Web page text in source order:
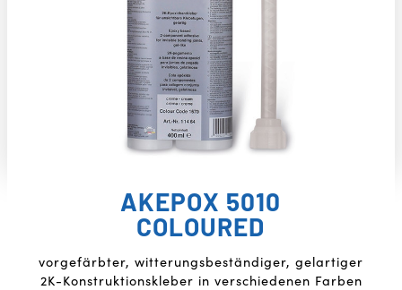
AKEPOX 5010
COLOURED
vorgefärbter, witterungsbeständiger, gelartiger
2K-Konstruktionskleber in verschiedenen Farben